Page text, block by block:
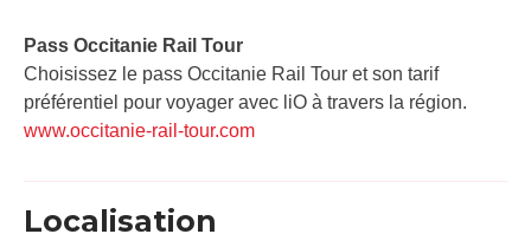
Pass Occitanie Rail Tour​
Choisissez le pass Occitanie Rail Tour et son tarif
préférentiel pour voyager avec liO à travers la région.
www.occitanie-rail-tour.com
Localisation